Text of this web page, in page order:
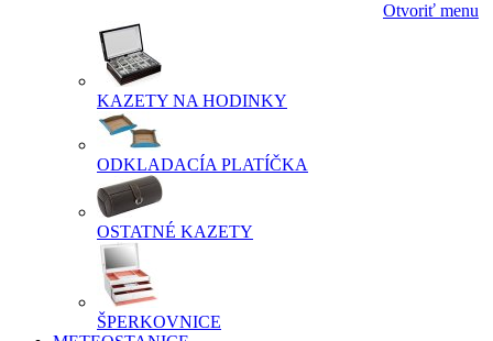
Otvoriť menu
KAZETY NA HODINKY
ODKLADACÍA PLATÍČKA
OSTATNÉ KAZETY
ŠPERKOVNICE